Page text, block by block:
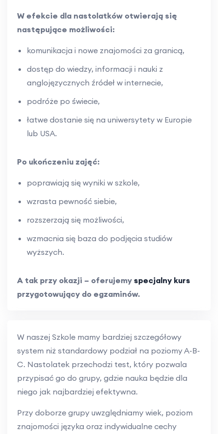
W efekcie dla nastolatków otwierają się
następujące możliwości:
komunikacja i nowe znajomości za granicą,
dostęp do wiedzy, informacji i nauki z
anglojęzycznych źródeł w internecie,
podróże po świecie,
łatwe dostanie się na uniwersytety w Europie
lub USA.
Po ukończeniu zajęć:
poprawiają się wyniki w szkole,
wzrasta pewność siebie,
rozszerzają się możliwości,
wzmacnia się baza do podjęcia studiów
wyższych.
A tak przy okazji – oferujemy specjalny kurs
przygotowujący do egzaminów.
W naszej Szkole mamy bardziej szczegółowy
system niż standardowy podział na poziomy A-B-
C. Nastolatek przechodzi test, który pozwala
przypisać go do grupy, gdzie nauka będzie dla
niego jak najbardziej efektywna.
Przy doborze grupy uwzględniamy wiek, poziom
znajomości języka oraz indywidualne cechy